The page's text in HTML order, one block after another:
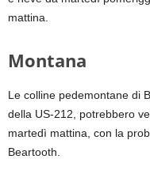
mattina.
Montana
Le colline pedemontane di
della US-212, potrebbero
martedì mattina, con la
Beartooth.